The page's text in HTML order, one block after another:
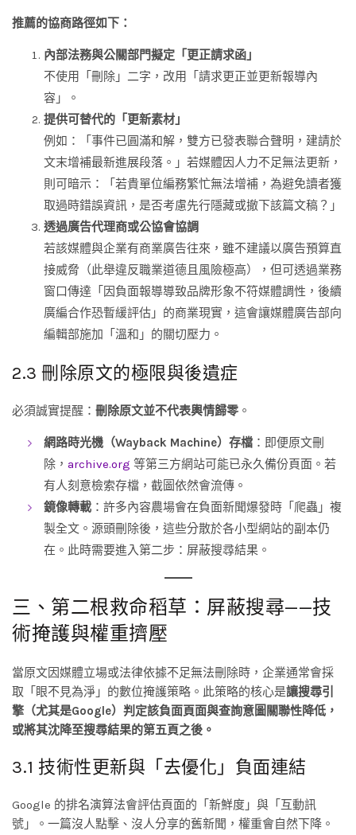
推薦的協商路徑如下：
內部法務與公關部門擬定「更正請求函」
不使用「刪除」二字，改用「請求更正並更新報導內
容」。
提供可替代的「更新素材」
例如：「事件已圓滿和解，雙方已發表聯合聲明，建請於
文末增補最新進展段落。」若媒體因人力不足無法更新，
則可暗示：「若貴單位編務繁忙無法增補，為避免讀者獲
取過時錯誤資訊，是否考慮先行隱藏或撤下該篇文稿？」
透過廣告代理商或公協會協調
若該媒體與企業有商業廣告往來，雖不建議以廣告預算直
接威脅（此舉違反職業道德且風險極高），但可透過業務
窗口傳達「因負面報導導致品牌形象不符媒體調性，後續
廣編合作恐暫緩評估」的商業現實，這會讓媒體廣告部向
編輯部施加「溫和」的關切壓力。
2.3 刪除原文的極限與後遺症
必須誠實提醒： 刪除原文並不代表輿情歸零。
網路時光機（Wayback Machine）存檔 ：即便原文刪
除， archive.org 等第三方網站可能已永久備份頁面。若
有人刻意檢索存檔，截圖依然會流傳。
鏡像轉載 ：許多內容農場會在負面新聞爆發時「爬蟲」複
製全文。源頭刪除後，這些分散於各小型網站的副本仍
在。此時需要進入第二步：屏蔽搜尋結果。
三、第二根救命稻草：屏蔽搜尋——技
術掩護與權重擠壓
當原文因媒體立場或法律依據不足無法刪除時，企業通常會採
取「眼不見為淨」的數位掩護策略。此策略的核心是讓搜尋引
擎（尤其是Google）判定該負面頁面與查詢意圖關聯性降低，
或將其沈降至搜尋結果的第五頁之後。
3.1 技術性更新與「去優化」負面連結
Google 的排名演算法會評估頁面的「新鮮度」與「互動訊
號」。一篇沒人點擊、沒人分享的舊新聞，權重會自然下降。